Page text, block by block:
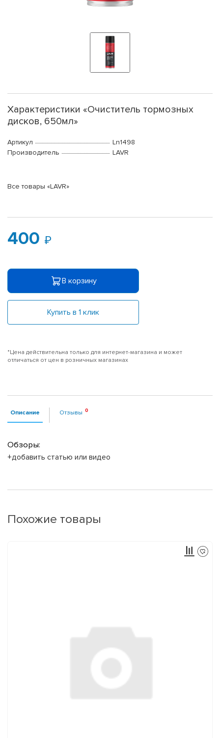
Характеристики «Очиститель тормозных
дисков, 650мл»
Артикул
Ln1498
Производитель
LAVR
Все товары «LAVR»
400
В корзину
Купить в 1 клик
*Цена действительна только для интернет-магазина и может
отличаться от цен в розничных магазинах
Описание Отзывы
Обзоры:
+добавить статью или видео
Похожие товары